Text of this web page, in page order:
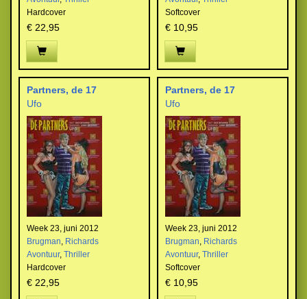
Hardcover
€ 22,95
Softcover
€ 10,95
Partners, de 17
Ufo
Week 23, juni 2012
Brugman, Richards
Avontuur, Thriller
Hardcover
€ 22,95
Partners, de 17
Ufo
Week 23, juni 2012
Brugman, Richards
Avontuur, Thriller
Softcover
€ 10,95